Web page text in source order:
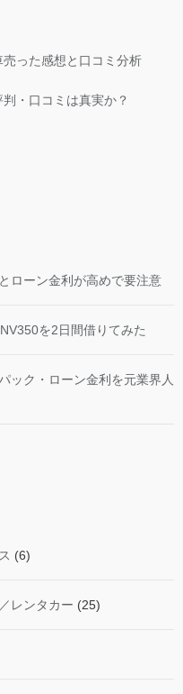
売った感想と口コミ分析
・口コミは真実か？
ローン金利が高めで要注意
を2日間借りてみた
ック・ローン金利を元業界人
(6)
レンタカー (25)